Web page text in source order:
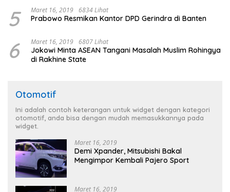
5 Maret 16, 2019 6834 Lihat
Prabowo Resmikan Kantor DPD Gerindra di Banten
6 Maret 16, 2019 6807 Lihat
Jokowi Minta ASEAN Tangani Masalah Muslim Rohingya
di Rakhine State
Otomotif
Ini adalah contoh keterangan untuk widget dengan kategori
otomotif, anda bisa dengan mudah memasukkannya pada
widget.
Maret 16, 2019
Demi Xpander, Mitsubishi Bakal
Mengimpor Kembali Pajero Sport
Maret 16, 2019